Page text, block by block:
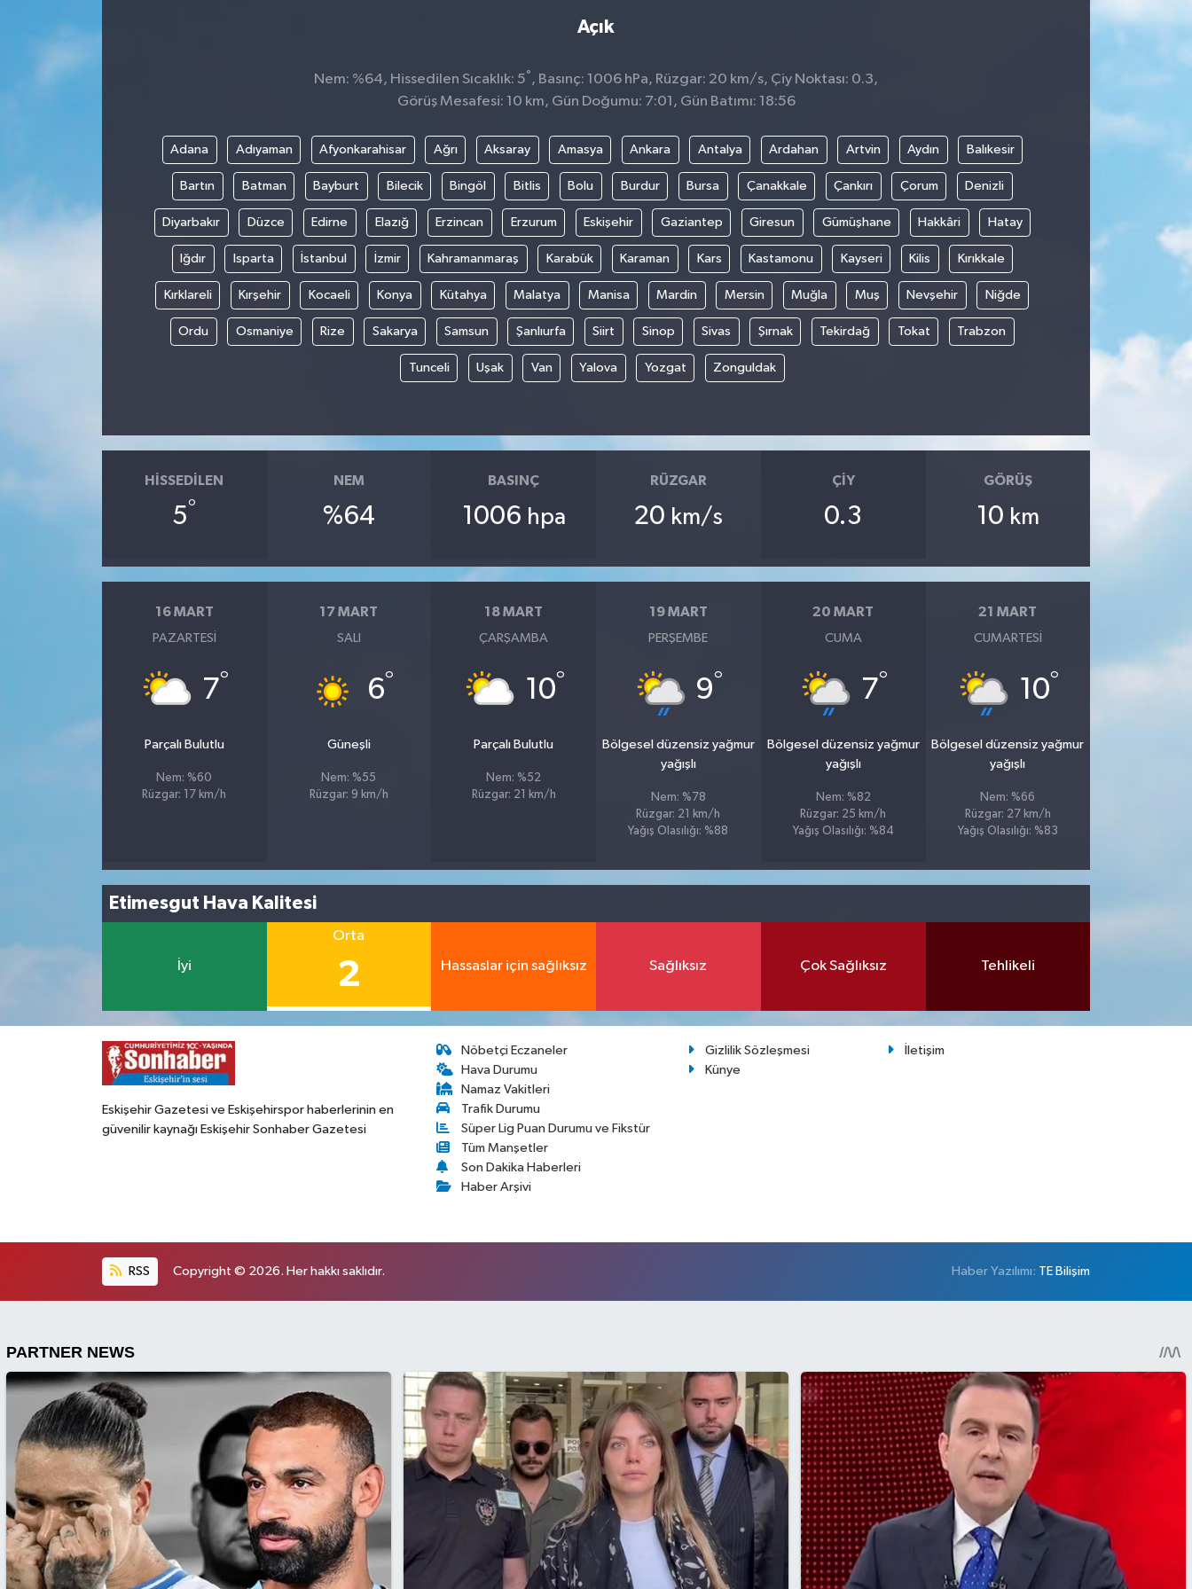
Açık
Nem: %64, Hissedilen Sıcaklık: 5° , Basınç: 1006 hPa, Rüzgar: 20 km/s, Çiy Noktası: 0.3,
Görüş Mesafesi: 10 km, Gün Doğumu: 7:01, Gün Batımı: 18:56
Adana Adıyaman Afyonkarahisar Ağrı Aksaray Amasya Ankara Antalya Ardahan Artvin Aydın Balıkesir
Bartın Batman Bayburt Bilecik Bingöl Bitlis Bolu Burdur Bursa Çanakkale Çankırı Çorum Denizli
Diyarbakır Düzce Edirne Elazığ Erzincan Erzurum Eskişehir Gaziantep Giresun Gümüşhane Hakkâri Hatay
Iğdır Isparta İstanbul İzmir Kahramanmaraş Karabük Karaman Kars Kastamonu Kayseri Kilis Kırıkkale
Kırklareli Kırşehir Kocaeli Konya Kütahya Malatya Manisa Mardin Mersin Muğla Muş Nevşehir Niğde
Ordu Osmaniye Rize Sakarya Samsun Şanlıurfa Siirt Sinop Sivas Şırnak Tekirdağ Tokat Trabzon
Tunceli Uşak Van Yalova Yozgat Zonguldak
HISSEDILEN
5°
NEM
%64
BASINÇ
1006 hpa
RÜZGAR
20 km/s
ÇIY
0.3
GÖRÜŞ
10 km
16 MART
PAZARTESI
7°
Parçalı Bulutlu
Nem: %60
Rüzgar: 17 km/h
17 MART
SALI
6°
Güneşli
Nem: %55
Rüzgar: 9 km/h
18 MART
ÇARŞAMBA
10°
Parçalı Bulutlu
Nem: %52
Rüzgar: 21 km/h
19 MART
PERŞEMBE
9°
Bölgesel düzensiz yağmur
yağışlı
Nem: %78
Rüzgar: 21 km/h
Yağış Olasılığı: %88
20 MART
CUMA
7°
Bölgesel düzensiz yağmur
yağışlı
Nem: %82
Rüzgar: 25 km/h
Yağış Olasılığı: %84
21 MART
CUMARTESI
10°
Bölgesel düzensiz yağmur
yağışlı
Nem: %66
Rüzgar: 27 km/h
Yağış Olasılığı: %83
Etimesgut Hava Kalitesi
İyi
Orta
2 Hassaslar için sağlıksız Sağlıksız Çok Sağlıksız Tehlikeli
Eskişehir Gazetesi ve Eskişehirspor haberlerinin en
güvenilir kaynağı Eskişehir Sonhaber Gazetesi
Nöbetçi Eczaneler
Hava Durumu
Namaz Vakitleri
Trafik Durumu
Süper Lig Puan Durumu ve Fikstür
Tüm Manşetler
Son Dakika Haberleri
Haber Arşivi
Gizlilik Sözleşmesi
İletişim
Künye
RSS Copyright © 2026. Her hakkı saklıdır. Haber Yazılımı: TE Bilişim
Siyaset